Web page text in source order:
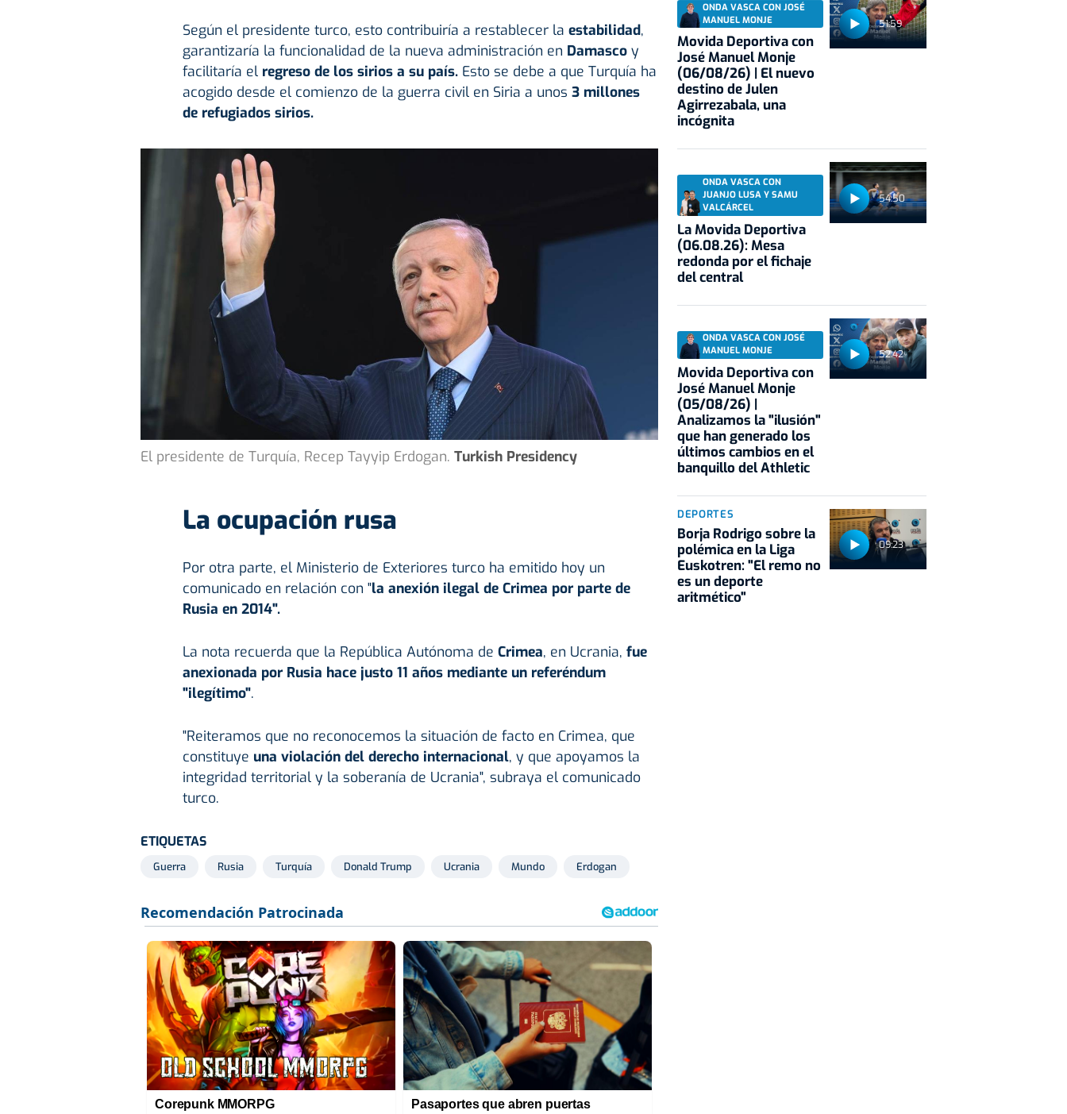
Según el presidente turco, esto contribuiría a restablecer la estabilidad,
garantizaría la funcionalidad de la nueva administración en Damasco y
facilitaría el regreso de los sirios a su país. Esto se debe a que Turquía ha
acogido desde el comienzo de la guerra civil en Siria a unos 3 millones
de refugiados sirios.
El presidente de Turquía, Recep Tayyip Erdogan. Turkish Presidency
La ocupación rusa
Por otra parte, el Ministerio de Exteriores turco ha emitido hoy un
comunicado en relación con "la anexión ilegal de Crimea por parte de
Rusia en 2014".
La nota recuerda que la República Autónoma de Crimea, en Ucrania, fue
anexionada por Rusia hace justo 11 años mediante un referéndum
"ilegítimo".
"Reiteramos que no reconocemos la situación de facto en Crimea, que
constituye una violación del derecho internacional, y que apoyamos la
integridad territorial y la soberanía de Ucrania", subraya el comunicado
turco.
ETIQUETAS
Guerra Rusia Turquía Donald Trump Ucrania Mundo Erdogan
Corepunk MMORPG Pasaportes que abren puertas
51:59
ONDA VASCA CON JOSÉ
MANUEL MONJE
Movida Deportiva con
José Manuel Monje
(06/08/26) | El nuevo
destino de Julen
Agirrezabala, una
incógnita
54:50
ONDA VASCA CON
JUANJO LUSA Y SAMU
VALCÁRCEL
La Movida Deportiva
(06.08.26): Mesa
redonda por el fichaje
del central
52:42
ONDA VASCA CON JOSÉ
MANUEL MONJE
Movida Deportiva con
José Manuel Monje
(05/08/26) |
Analizamos la "ilusión"
que han generado los
últimos cambios en el
banquillo del Athletic
09:23
DEPORTES
Borja Rodrigo sobre la
polémica en la Liga
Euskotren: "El remo no
es un deporte
aritmético"